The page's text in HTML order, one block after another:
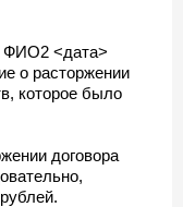
ФИО2 <дата>
о расторжении
которое было
договора